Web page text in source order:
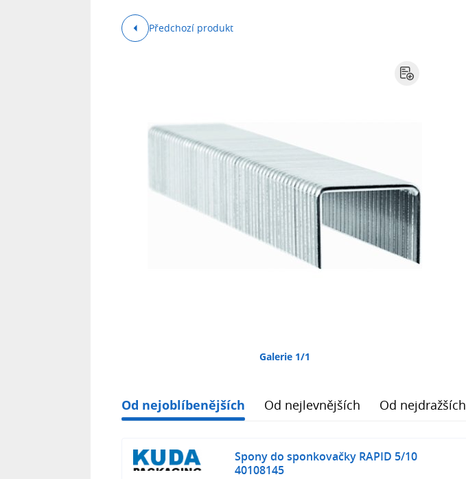
Předchozí produkt
Galerie 1/1
Od nejoblíbenějších Od nejlevnějších Od nejdražších
Spony do sponkovačky RAPID 5/10
40108145